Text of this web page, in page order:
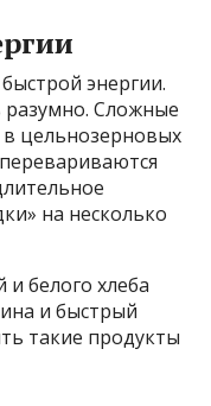
энергии.
Сложные
цельнозерновых
на несколько
и белого хлеба
и быстрый
такие продукты